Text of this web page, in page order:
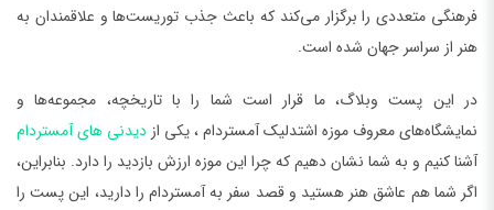
فرهنگی متعددی را برگزار می‌کند که باعث جذب توریست‌ها و علاقمندان به
هنر از سراسر جهان شده است.
در این پست وبلاگ، ما قرار است شما را با تاریخچه، مجموعه‌ها و
نمایشگاه‌های معروف موزه اشتدلیک آمستردام ، یکی از دیدنی های آمستردام
آشنا کنیم و به شما نشان دهیم که چرا این موزه ارزش بازدید را دارد. بنابراین،
اگر شما هم عاشق هنر هستید و قصد سفر به آمستردام را دارید، این پست را